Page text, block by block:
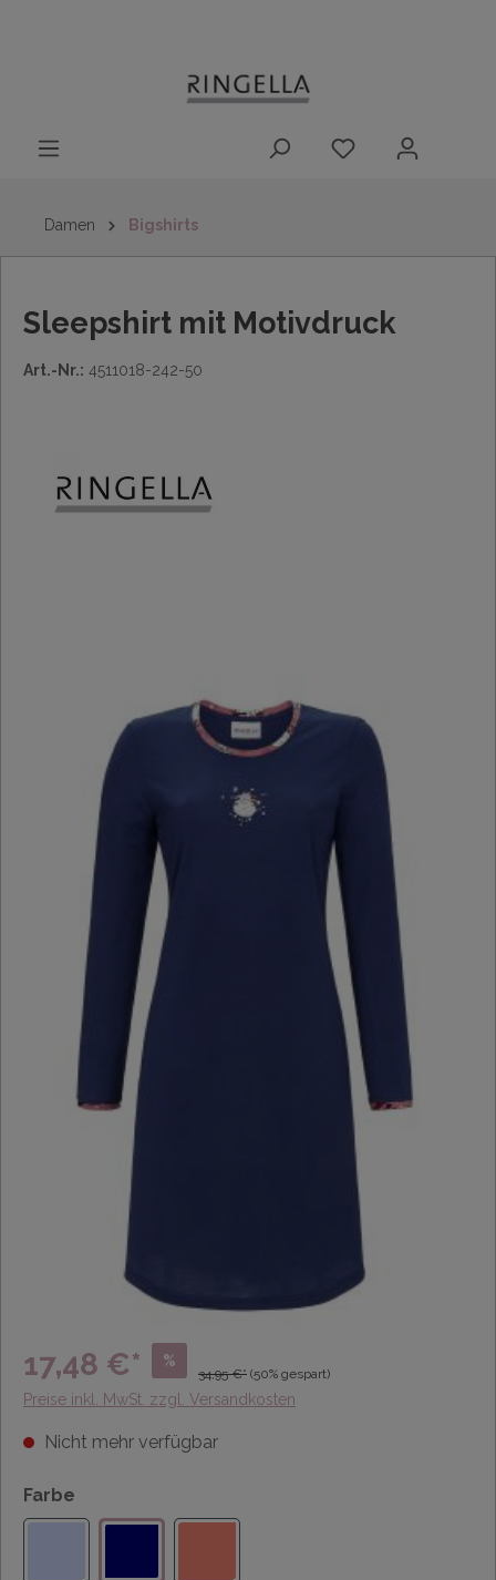
Damen Bigshirts
Sleepshirt mit Motivdruck
Art.-Nr.: 4511018-242-50
17,48 €* %
34,95 €* (50% gespart)
Preise inkl. MwSt. zzgl. Versandkosten
Nicht mehr verfügbar
Farbe